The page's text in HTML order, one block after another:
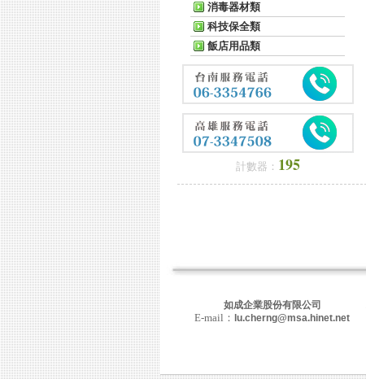
消毒器材類
科技保全類
飯店用品類
計數器： 195
如成企業股份有限公司
E-mail： lu.cherng@msa.hinet.net